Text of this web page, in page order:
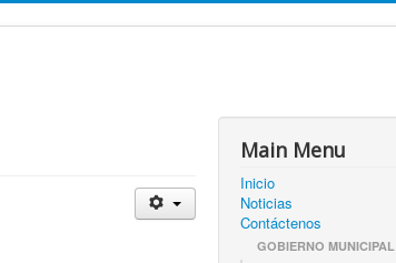
Main Menu
Inicio
Noticias
Contáctenos
GOBIERNO MUNICIPAL